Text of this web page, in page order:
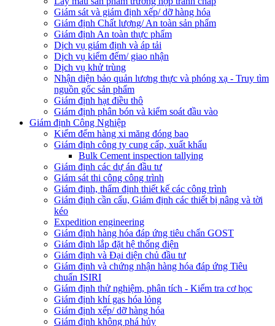
Giám sát và giám định xếp/ dỡ hàng hóa
Giám định Chất lượng/ An toàn sản phẩm
Giám định An toàn thực phẩm
Dịch vụ giám định và áp tải
Dịch vụ kiểm đếm/ giao nhận
Dịch vụ khử trùng
Nhận diện bảo quản lương thực và phóng xạ - Truy tìm
nguồn gốc sản phẩm
Giám định hạt điều thô
Giám định phân bón và kiểm soát đầu vào
Giám định Công Nghiệp
Kiểm đếm hàng xi măng đóng bao
Giám định công ty cung cấp, xuất khẩu
Bulk Cement inspection tallying
Giám định các dự án đầu tư
Giám sát thi công công trình
Giám định, thẩm định thiết kế các công trình
Giám định cần cẩu, Giám định các thiết bị nâng và tời
kéo
Expedition engineering
Giám định hàng hóa đáp ứng tiêu chẩn GOST
Giám định lắp đặt hệ thống điện
Giám định và Đại diện chủ đầu tư
Giám định và chứng nhận hàng hóa đáp ứng Tiêu
chuẩn ISIRI
Giám định thử nghiệm, phân tích - Kiểm tra cơ học
Giám định khí gas hóa lỏng
Giám định xếp/ dỡ hàng hóa
Giám định không phá hủy